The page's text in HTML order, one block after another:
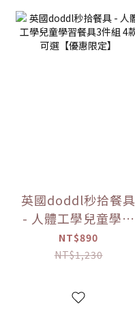
英國doddl秒拾餐具
- 人體工學兒童學習
餐具3件組 4款可選
【優惠限定】
NT$890
NT$1,230